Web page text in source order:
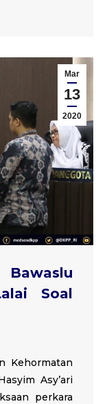
Mar
13
2020
Bawaslu
Soal
Kehormatan
Asy’ari
perkara